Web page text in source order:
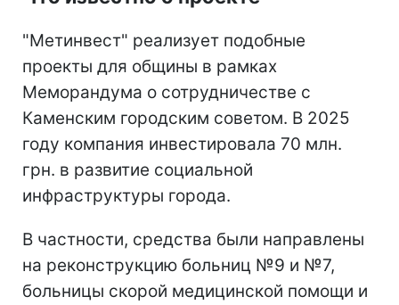
"Метинвест" реализует подобные
проекты для общины в рамках
Меморандума о сотрудничестве с
Каменским городским советом. В 2025
году компания инвестировала 70 млн.
грн. в развитие социальной
инфраструктуры города.
В частности, средства были направлены
на реконструкцию больниц №9 и №7,
больницы скорой медицинской помощи и